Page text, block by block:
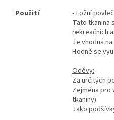
Použití
- Ložní
Tato tkanina
rekreačních
Je vhodná
Hodně se
Oděvy:
Za určitých
Zejména pro
tkaniny).
Jako